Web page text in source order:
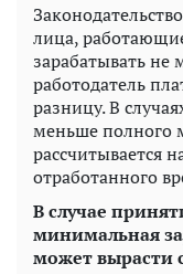
лица,
зарабатывать не
работодатель
разницу. В
меньше полного
рассчитывается
отработанного
В случае
минимальная
может вырасти